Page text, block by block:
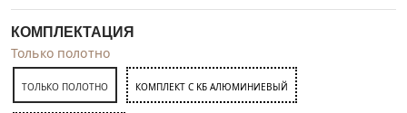
КОМПЛЕКТАЦИЯ
Только полотно
ТОЛЬКО ПОЛОТНО КОМПЛЕКТ C KБ АЛЮМИНИЕВЫЙ